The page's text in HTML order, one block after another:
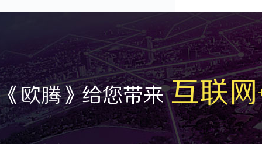
兰纳美宿客栈
迪欧客
康润营销
山东省勘察设计协会
《欧腾》给您带来互联网